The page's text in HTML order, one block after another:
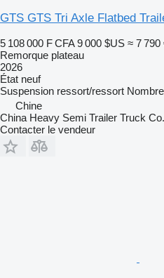
GTS GTS Tri Axle Flatbed
5 108 000 F CFA 9 000 $US ≈ 7 790
Remorque plateau
2026
État neuf
Suspension ressort/ressort
Chine
China Heavy Semi Trailer Truck
Contacter le vendeur